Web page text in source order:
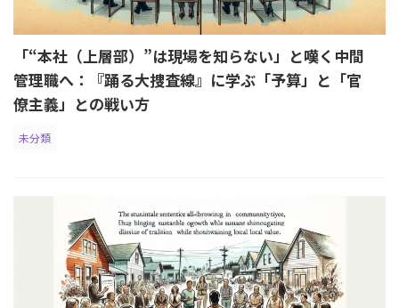
「“本社（上層部）”は現場を知らない」と嘆く中間
管理職へ：『踊る大捜査線』に学ぶ「予算」と「官
僚主義」との戦い方
未分類